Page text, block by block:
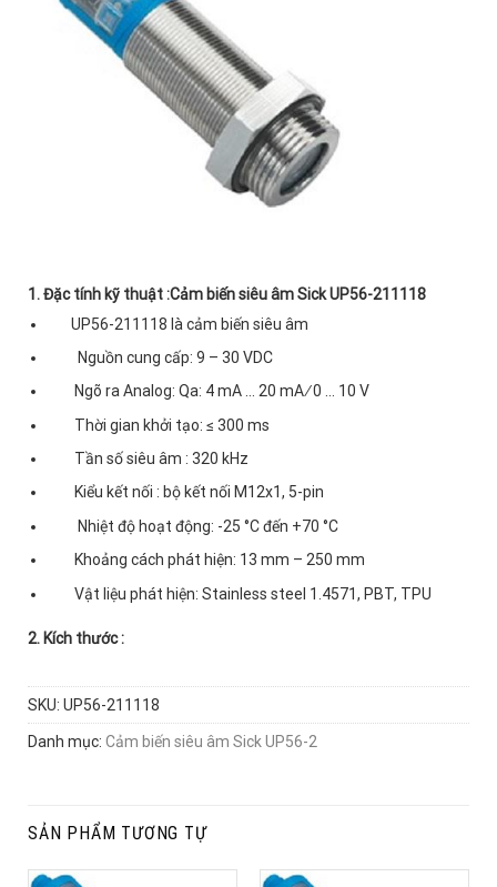
1. Đặc tính kỹ thuật :Cảm biến siêu âm Sick UP56-211118
UP56-211118 là cảm biến siêu âm
Nguồn cung cấp: 9 – 30 VDC
Ngõ ra Analog: Qa: 4 mA … 20 mA ∕ 0 … 10 V
Thời gian khởi tạo: ≤ 300 ms
Tần số siêu âm : 320 kHz
Kiểu kết nối : bộ kết nối M12x1, 5-pin
Nhiệt độ hoạt động: -25 °C đến +70 °C
Khoảng cách phát hiện: 13 mm – 250 mm
Vật liệu phát hiện: Stainless steel 1.4571, PBT, TPU
2. Kích thước :
SKU: UP56-211118
Danh mục: Cảm biến siêu âm Sick UP56-2
SẢN PHẨM TƯƠNG TỰ